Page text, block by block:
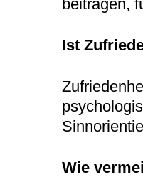
beitragen,
Ist
Wie